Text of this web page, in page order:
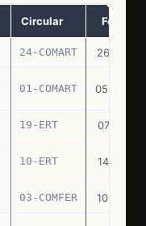
Circular Fecha
24-COMART 26.11.69
01-COMART 05.02.70
19-ERT 07.10.70
10-ERT 14.07.71
03-COMFER 10.01.73